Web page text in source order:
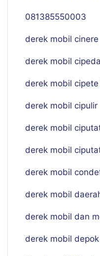
081385550003
derek mobil cinere
derek mobil
derek mobil
derek mobil cipulir
derek mobil
derek mobil
derek mobil
derek mobil
derek mobil dan
derek mobil